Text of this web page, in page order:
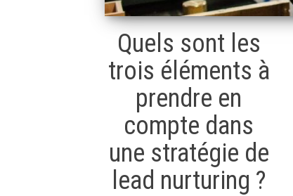
Quels sont les
trois éléments à
prendre en
compte dans
une stratégie de
lead nurturing ?